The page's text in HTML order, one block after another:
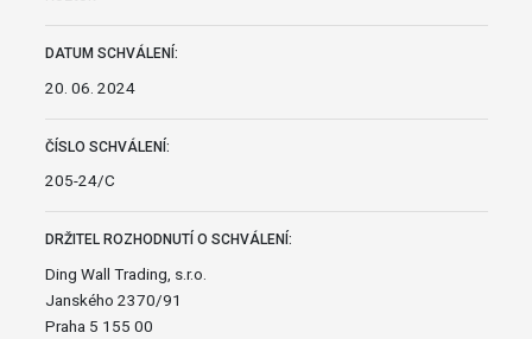
DATUM SCHVÁLENÍ:
20. 06. 2024
ČÍSLO SCHVÁLENÍ:
205-24/C
DRŽITEL ROZHODNUTÍ O SCHVÁLENÍ:
Ding Wall Trading, s.r.o.
Janského 2370/91
Praha 5 155 00